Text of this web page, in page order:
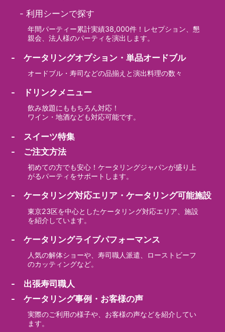
-利用シーンで探す
年間パーティー累計実績38,000件！レセプション、懇
親会、法人様のパーティを演出します。
- ケータリングオプション・単品オードブル
オードブル・寿司などの品揃えと演出料理の数々
- ドリンクメニュー
飲み放題にももちろん対応！
ワイン・地酒なども対応可能です。
- スイーツ特集
- ご注文方法
初めての方でも安心！ケータリングジャパンが盛り上
がるパーティをサポートします。
- ケータリング対応エリア・ケータリング可能施設
東京23区を中心としたケータリング対応エリア、施設
を紹介しています。
- ケータリングライブパフォーマンス
人気の解体ショーや、寿司職人派遣、ローストビーフ
のカッティングなど。
- 出張寿司職人
- ケータリング事例・お客様の声
実際のご利用の様子や、お客様の声などを紹介してい
ます。